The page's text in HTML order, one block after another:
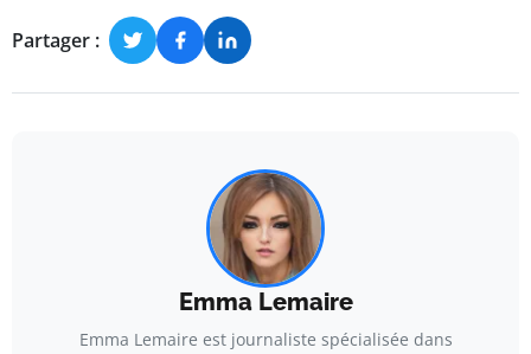
Partager :
Emma Lemaire
Emma Lemaire est journaliste spécialisée dans